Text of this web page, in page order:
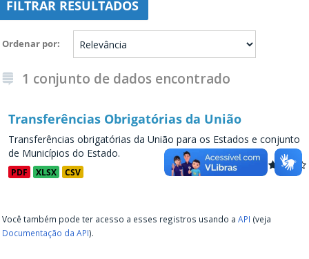
FILTRAR RESULTADOS
Ordenar por
1 conjunto de dados encontrado
Transferências Obrigatórias da União
Transferências obrigatórias da União para os Estados e conjunto
de Municípios do Estado.
PDF XLSX CSV
Você também pode ter acesso a esses registros usando a API (veja
Documentação da API).